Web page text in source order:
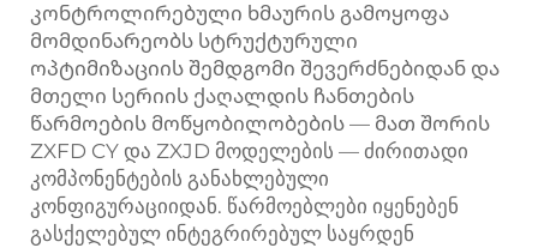
კონტროლირებული ხმაურის გამოყოფა
მომდინარეობს სტრუქტურული
ოპტიმიზაციის შემდგომი შევერძნებიდან და
მთელი სერიის ქაღალდის ჩანთების
წარმოების მოწყობილობების — მათ შორის
ZXFD CY და ZXJD მოდელების — ძირითადი
კომპონენტების განახლებული
კონფიგურაციიდან. წარმოებლები იყენებენ
გასქელებულ ინტეგრირებულ საყრდენ